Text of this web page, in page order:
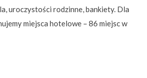
uroczystości rodzinne, bankiety. Dla
miejsca hotelowe – 86 miejsc w